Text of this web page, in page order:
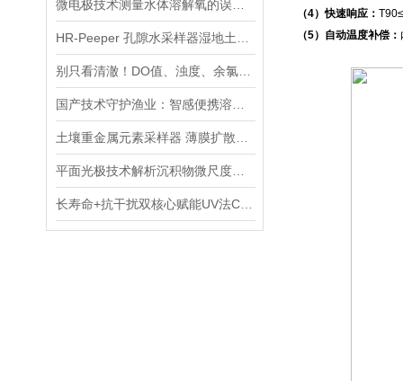
（4）快速响应：
（5）自动温度补偿：